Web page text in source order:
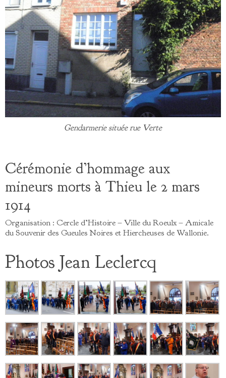
Gendarmerie située rue Verte
Cérémonie d’hommage aux
mineurs morts à Thieu le 2 mars
1914
Organisation : Cercle d’Histoire – Ville du Roeulx – Amicale
du Souvenir des Gueules Noires et Hiercheuses de Wallonie.
Photos Jean Leclercq